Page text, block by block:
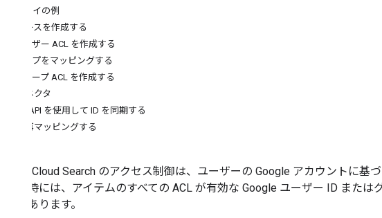
デプロイの例
ID ソースを作成する
ユーザー ACL を作成する
グループをマッピングする
グループ ACL を作成する
ID コネクタ
REST API を使用して ID を同期する
ID を再マッピングする
Google Cloud Search のアクセス制御は、ユーザーの Google アカウントに基
ス登録時には、アイテムのすべての ACL が有効な Google ユーザー ID また
必要があります。